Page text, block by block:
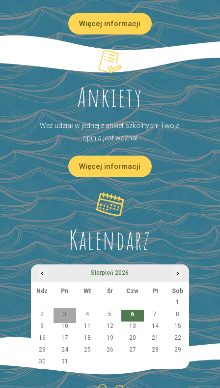
Więcej informacji
Ankiety
Weź udział w jednej z ankiet szkolnych! Twoja
opinia jest ważna!
Więcej informacji
Kalendarz
‹ Sierpień 2026 ›
Ndz Pn Wt Śr Czw Pt
Sob
1
2
3 4 5 6 7
8
9
10 11 12 13 14
15
16
17 18 19 20 21
22
23
24 25 26 27 28
29
30
31